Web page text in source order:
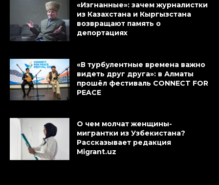
«Изгнанные»: зачем журналистки
из Казахстана и Кыргызстана
возвращают память о
депортациях
«В турбулентные времена важно
видеть друг друга»: в Алматы
прошёл фестиваль CONNECT FOR
PEACE
О чем молчат женщины-
мигрантки из Узбекистана?
Рассказывает редакция
Migrant.uz